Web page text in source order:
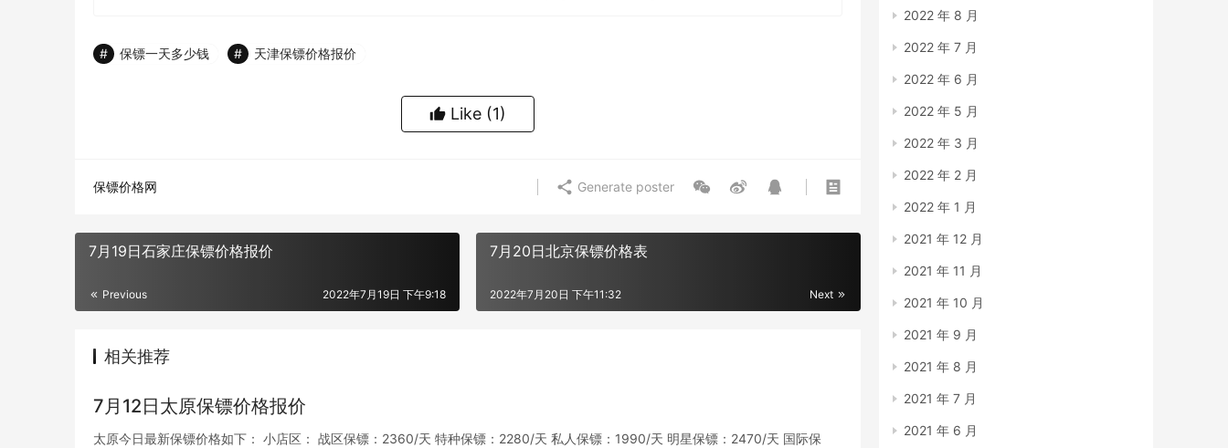
保镖一天多少钱 天津保镖价格报价
Like (1)
保镖价格网 Generate poster
7月19日石家庄保镖价格报价
Previous 2022年7月19日 下午9:18
7月20日北京保镖价格表
Next
2022年7月20日 下午11:32
相关推荐
7月12日太原保镖价格报价
太原今日最新保镖价格如下： 小店区： 战区保镖：2360/天 特种保镖：2280/天 私人保镖：1990/天 明星保镖：2470/天 国际保
2022 年 8 月
2022 年 7 月
2022 年 6 月
2022 年 5 月
2022 年 3 月
2022 年 2 月
2022 年 1 月
2021 年 12 月
2021 年 11 月
2021 年 10 月
2021 年 9 月
2021 年 8 月
2021 年 7 月
2021 年 6 月